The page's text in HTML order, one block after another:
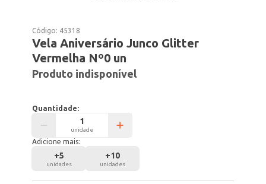
Código: 45318
Vela Aniversário Junco Glitter
Vermelha Nº0 un
Produto indisponível
Quantidade:
unidade
Adicione mais:
+5
unidades
+10
unidades